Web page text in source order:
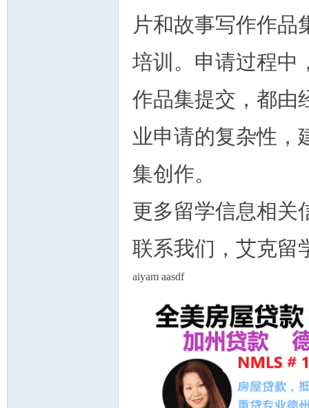
片和故事写作作品
培训。申请过程中
作品集提交，都由
业申请的复杂性，
集创作。
更多留学信息相关
联系我们，艾克留
aiyam aasdf